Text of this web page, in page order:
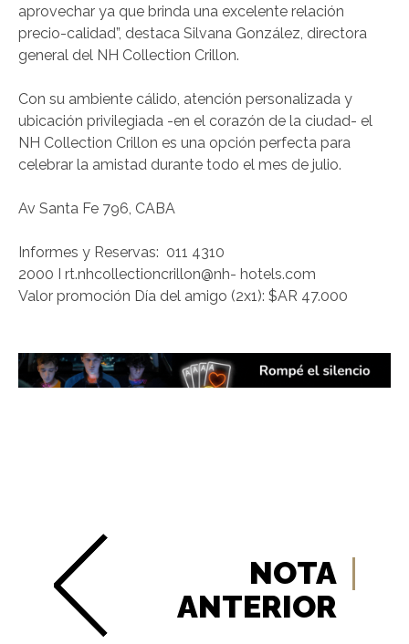
aprovechar ya que brinda una excelente relación
precio-calidad”, destaca Silvana González, directora
general del NH Collection Crillon.
Con su ambiente cálido, atención personalizada y
ubicación privilegiada -en el corazón de la ciudad- el
NH Collection Crillon es una opción perfecta para
celebrar la amistad durante todo el mes de julio.
Av Santa Fe 796, CABA
Informes y Reservas: 011 4310
2000 I rt.nhcollectioncrillon@nh- hotels.com
Valor promoción Día del amigo (2x1): $AR 47.000
NOTA
ANTERIOR